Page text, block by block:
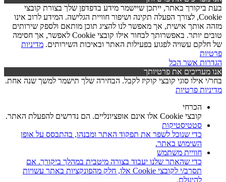
בעת ביקורך באתר, ייתכן שיישמר מידע בדפדפן שלך בצורת קובצי
Cookie, לצורך הפעלה תקינה ושיפור חוויית הגלישה. המידע לרוב אינו
מזהה אותך אישית, אך מאפשר לנו להציג תוכן מותאם ולספק שירותים
טובים יותר. באפשרותך לבחור אילו קובצי Cookie לאפשר, אך חסימה
של חלקם עשויה לפגוע בפעילות האתר ובאיכות השירותים. מדיניות
פרטיות
הגדרות אשר הכל
אנו מעריכים את פרטיותך
בחר/י אילו סוגי קובצי קוקיז לקבל. הבחירה שלך תישמר למשך שנה אחת.
מדיניות פרטיות
הכרחי
קובצי Cookie אלו אינם אופציונליים. הם נדרשים להפעלת האתר.
סטטיסטיקות
כדי שנוכל לשפר את תפקוד האתר ומבנהו, בהתבסס על אופן
השימוש באתר.
חוויית משתמש
כדי שהאתר שלנו יעבוד בצורה מיטבית במהלך ביקורך. אם
תסרב/י לקובצי Cookie אלו, חלק מהפונקציות באתר עשויות
להיעלם.